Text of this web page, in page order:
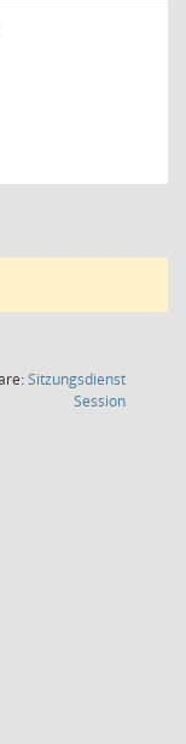
Sitzungsdienst
Session(Wird in